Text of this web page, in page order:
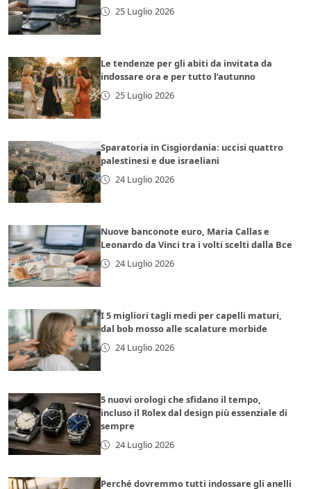
25 Luglio 2026
Le tendenze per gli abiti da invitata da
indossare ora e per tutto l’autunno
25 Luglio 2026
Sparatoria in Cisgiordania: uccisi quattro
palestinesi e due israeliani
24 Luglio 2026
Nuove banconote euro, Maria Callas e
Leonardo da Vinci tra i volti scelti dalla Bce
24 Luglio 2026
I 5 migliori tagli medi per capelli maturi,
dal bob mosso alle scalature morbide
24 Luglio 2026
5 nuovi orologi che sfidano il tempo,
incluso il Rolex dal design più essenziale di
sempre
24 Luglio 2026
Perché dovremmo tutti indossare gli anelli